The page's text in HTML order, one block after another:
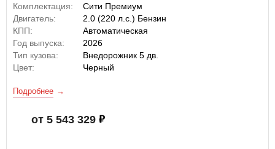
Комплектация:
Сити Премиум
Двигатель:
2.0 (220 л.с.) Бензин
КПП:
Автоматическая
Год выпуска:
2026
Тип кузова:
Внедорожник 5 дв.
Цвет:
Черный
Подробнее
от 5 543 329